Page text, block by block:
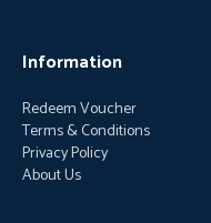
Information
Redeem Voucher
Terms & Conditions
Privacy Policy
About Us